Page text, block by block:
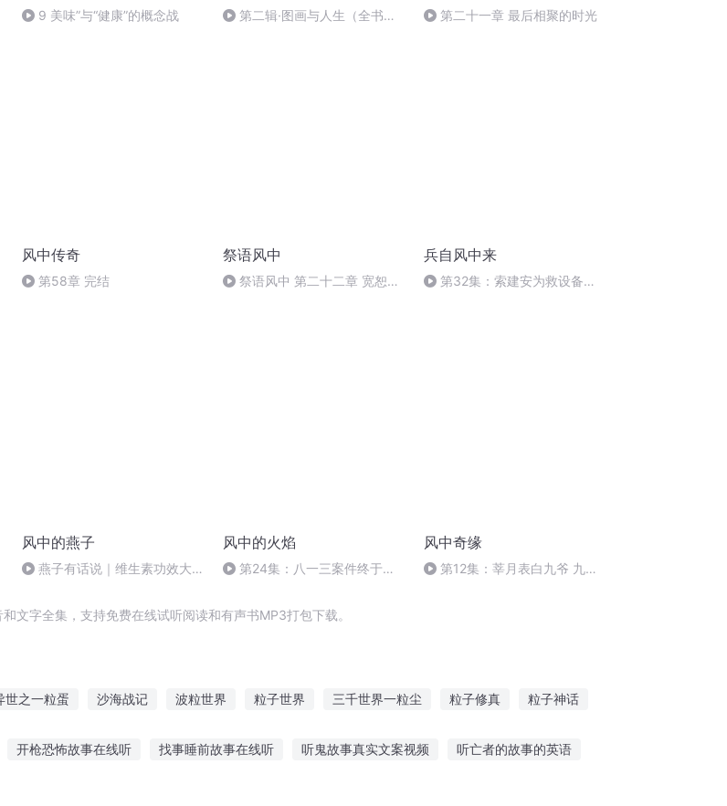
9 美味”与“健康”的概念战
第二辑·图画与人生（全书
第二十一章 最后相聚的时光
风中传奇
第58章 完结
祭语风中
祭语风中 第二十二章 宽恕
兵自风中来
第32集：索建安为救设备牺
风中的燕子
燕子有话说｜维生素功效大揭
风中的火焰
第24集：八一三案件终于水
风中奇缘
第12集：莘月表白九爷 九爷
文字全集，支持免费在线试听阅读和有声书MP3打包下载。
世之一粒蛋 沙海战记 波粒世界 粒子世界 三千世界一粒尘 粒子修真 粒子神话
开枪恐怖故事在线听 找事睡前故事在线听 听鬼故事真实文案视频 听亡者的故事的英语